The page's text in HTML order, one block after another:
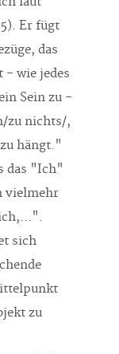
Er fügt
das
wie jedes
Sein zu -
zu nichts/,
zu hängt."
das "Ich"
vielmehr
sich
zu
als das